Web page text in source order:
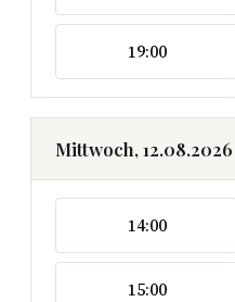
19:00
Mittwoch, 12.08.2026
14:00
15:00